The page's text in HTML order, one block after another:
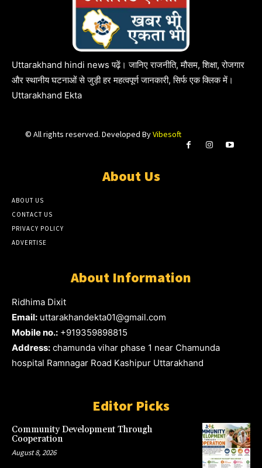
Uttarakhand hindi news पढ़ें। जानिए राजनीति, मौसम, शिक्षा, रोजगार
और स्थानीय घटनाओं से जुड़ी हर महत्वपूर्ण जानकारी, सिर्फ एक क्लिक में।
Uttarakhand Ekta
© All rights reserved. Developed ByVibesoft
About Us
ABOUT US
CONTACT US
PRIVACY POLICY
ADVERTISE
About Information
Ridhima Dixit
Email: uttarakhandekta01@gmail.com
Mobile no.: +919359898815
Address: chamunda vihar phase 1 near Chamunda
hospital Ramnagar Road Kashipur Uttarakhand
Editor Picks
Community Development Through
Cooperation
August 8, 2026